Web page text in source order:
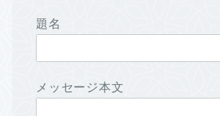
題名
メッセージ本文